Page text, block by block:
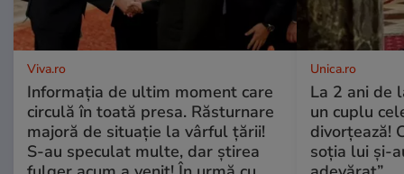
Viva.ro
Informația de ultim moment care
circulă în toată presa. Răsturnare
majoră de situație la vârful țării!
S-au speculat multe, dar știrea
Unica.ro
La 2 ani de
un cuplu
divorțează!
soția lui și-